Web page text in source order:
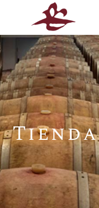
Tienda